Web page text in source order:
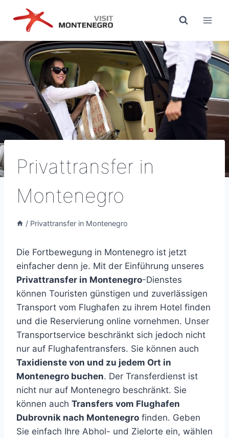
Inhalt
springen
Privattransfer in
Montenegro
/ Privattransfer in Montenegro
Die Fortbewegung in Montenegro ist jetzt
einfacher denn je. Mit der Einführung unseres
Privattransfer in Montenegro-Dienstes
können Touristen günstigen und zuverlässigen
Transport vom Flughafen zu ihrem Hotel finden
und die Reservierung online vornehmen. Unser
Transportservice beschränkt sich jedoch nicht
nur auf Flughafentransfers. Sie können auch
Taxidienste von und zu jedem Ort in
Montenegro buchen. Der Transferdienst ist
nicht nur auf Montenegro beschränkt. Sie
können auch Transfers vom Flughafen
Dubrovnik nach Montenegro finden. Geben
Sie einfach Ihre Abhol- und Zielorte ein, wählen